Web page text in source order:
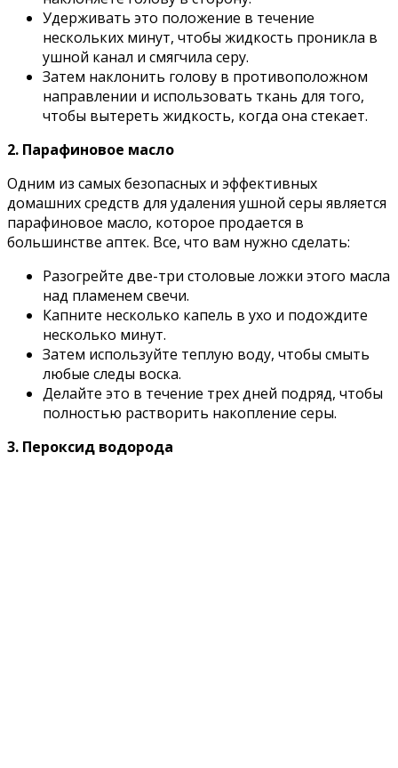
Удерживать это положение в течение
нескольких минут, чтобы жидкость проникла в
ушной канал и смягчила серу.
Затем наклонить голову в противоположном
направлении и использовать ткань для того,
чтобы вытереть жидкость, когда она стекает.
2. Парафиновое масло
Одним из самых безопасных и эффективных
домашних средств для удаления ушной серы является
парафиновое масло, которое продается в
большинстве аптек. Все, что вам нужно сделать:
Разогрейте две-три столовые ложки этого масла
над пламенем свечи.
Капните несколько капель в ухо и подождите
несколько минут.
Затем используйте теплую воду, чтобы смыть
любые следы воска.
Делайте это в течение трех дней подряд, чтобы
полностью растворить накопление серы.
3. Пероксид водорода